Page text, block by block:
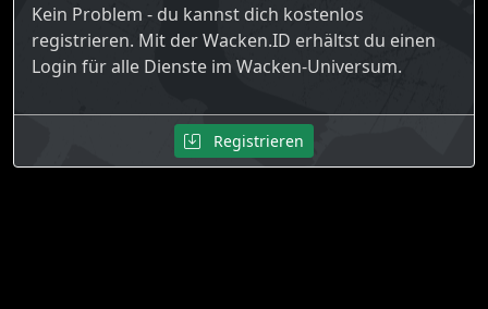
Kein Problem - du kannst dich kostenlos
registrieren. Mit der Wacken.ID erhältst du einen
Login für alle Dienste im Wacken-Universum.
Registrieren